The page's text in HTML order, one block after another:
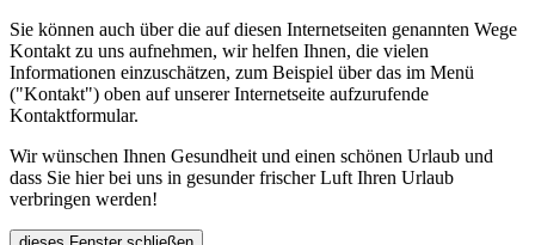
Sie können auch über die auf diesen Internetseiten genannten Wege
Kontakt zu uns aufnehmen, wir helfen Ihnen, die vielen
Informationen einzuschätzen, zum Beispiel über das im Menü
("Kontakt") oben auf unserer Internetseite aufzurufende
Kontaktformular.
Wir wünschen Ihnen Gesundheit und einen schönen Urlaub und
dass Sie hier bei uns in gesunder frischer Luft Ihren Urlaub
verbringen werden!